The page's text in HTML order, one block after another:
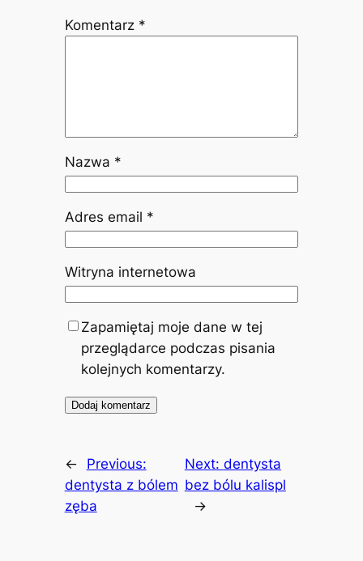
Komentarz *
Nazwa *
Adres email *
Witryna internetowa
Zapamiętaj moje dane w tej
przeglądarce podczas pisania
kolejnych komentarzy.
←
Previous:
dentysta z bólem
zęba
Next: dentysta
bez bólu kalispl
→